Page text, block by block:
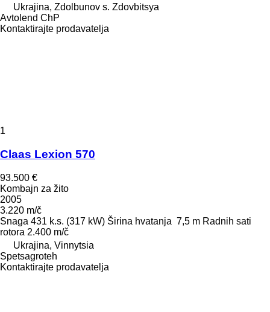
Ukrajina, Zdolbunov s. Zdovbitsya
Avtolend ChP
Kontaktirajte prodavatelja
1
Claas Lexion 570
93.500 €
Kombajn za žito
2005
3.220 m/č
Snaga 431 k.s. (317 kW) Širina hvatanja 7,5 m Radnih sati
rotora 2.400 m/č
Ukrajina, Vinnytsia
Spetsagroteh
Kontaktirajte prodavatelja